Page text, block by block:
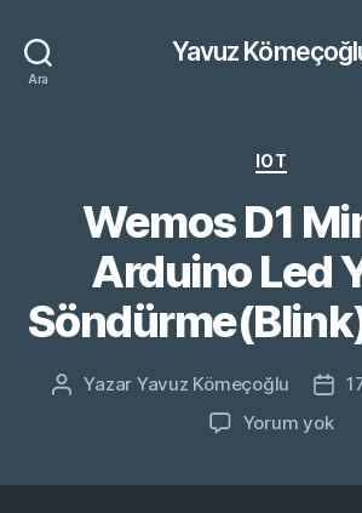
Ara
Yavuz
IOT
Wemos D1
Arduino Led
Yazının
Yazar Yavuz Kömeçoğlu
Yazı
tarihi
Yorum yok